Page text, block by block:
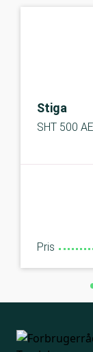
Stiga
SHT 500 AE
Pris